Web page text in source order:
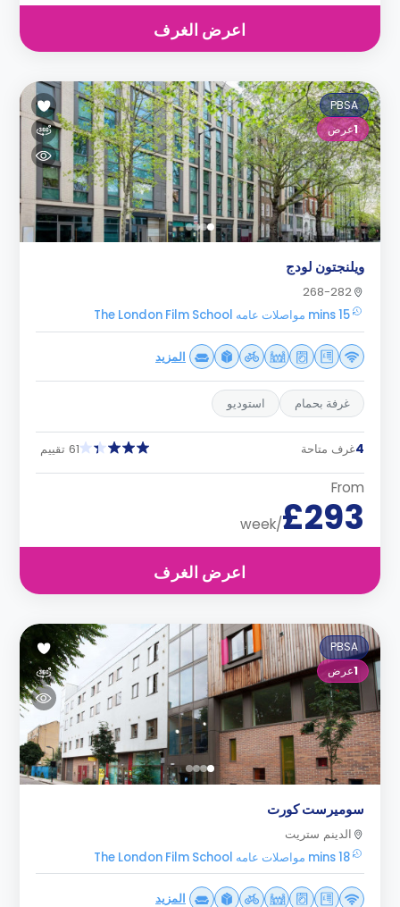
اعرض الغرف
PBSA
1عرض
ويلنجتون لودج
268-282
15 mins مواصلات عامه The London Film School
المزيد
غرفة بحمام استوديو
4غرف متاحة 61 تقييم
From
£293
/week
اعرض الغرف
PBSA
1عرض
سوميرست كورت
الدينم ستريت
18 mins مواصلات عامه The London Film School
المزيد